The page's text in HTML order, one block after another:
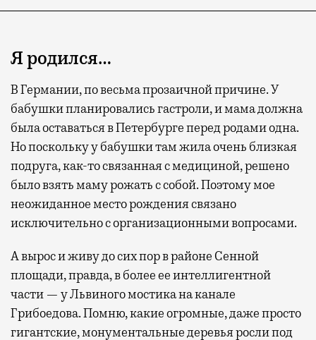
Я родился…
В Германии, по весьма прозаичной причине. У
бабушки планировались гастроли, и мама должна
была оставаться в Петербурге перед родами одна.
Но поскольку у бабушки там жила очень близкая
подруга, как-то связанная с медициной, решено
было взять маму рожать с собой. Поэтому мое
неожиданное место рождения связано
исключительно с организационными вопросами.
А вырос и живу до сих пор в районе Сенной
площади, правда, в более ее интеллигентной
части — у Львиного мостика на канале
Грибоедова. Помню, какие огромные, даже просто
гигантские, монументальные деревья росли под